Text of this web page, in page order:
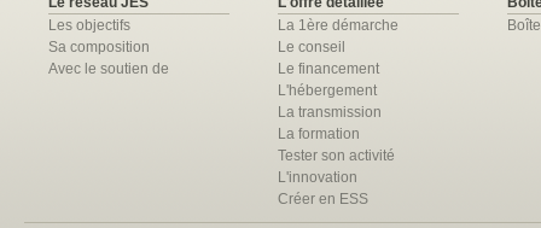
Les objectifs
Sa composition
Avec le soutien de
La 1ère démarche
Le conseil
Le financement
L'hébergement
La transmission
La formation
Tester son activité
L'innovation
Créer en ESS